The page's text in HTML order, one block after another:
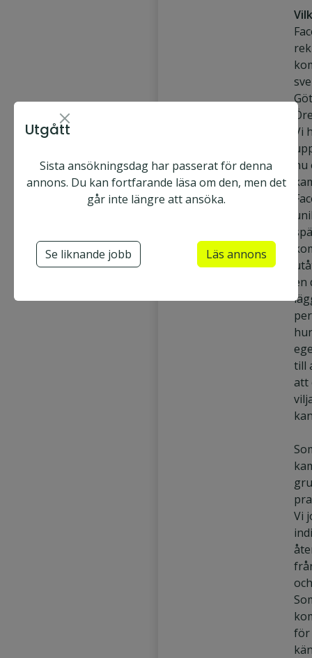
Face2face AB
UHeltid & Deltid
Säljare
Vi
till
att
Vi
för
Utgått
Sista ansökningsdag har passerat för denna
annons. Du kan fortfarande läsa om den, men det
går inte längre att ansöka.
Se liknande jobb Läs annons